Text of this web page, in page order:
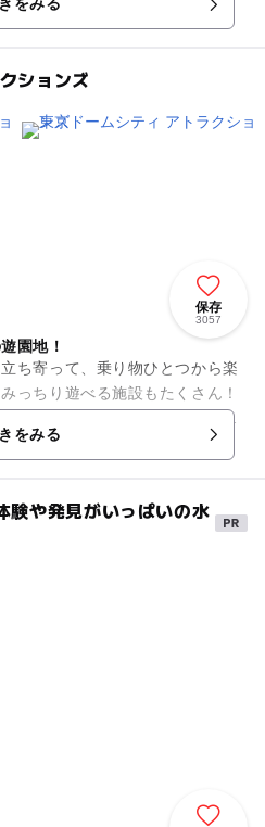
をみる
ションズ
保存
3057
園地！
ち寄って、乗り物ひとつから楽
っちり遊べる施設もたくさん！
るセンターレス大観覧車「ビッ
をみる
や発見がいっぱいの水